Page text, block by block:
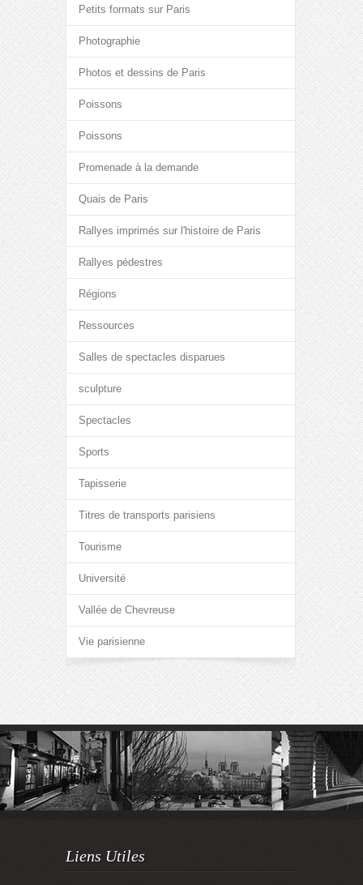
Petits formats sur Paris
Photographie
Photos et dessins de Paris
Poissons
Poissons
Promenade à la demande
Quais de Paris
Rallyes imprimés sur l'histoire de Paris
Rallyes pédestres
Régions
Ressources
Salles de spectacles disparues
sculpture
Spectacles
Sports
Tapisserie
Titres de transports parisiens
Tourisme
Université
Vallée de Chevreuse
Vie parisienne
Liens Utiles